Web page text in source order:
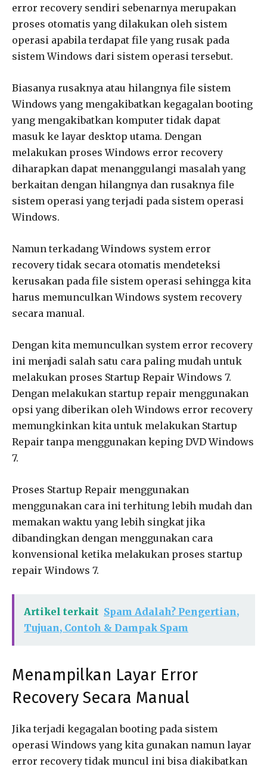
error recovery sendiri sebenarnya merupakan
proses otomatis yang dilakukan oleh sistem
operasi apabila terdapat file yang rusak pada
sistem Windows dari sistem operasi tersebut.
Biasanya rusaknya atau hilangnya file sistem
Windows yang mengakibatkan kegagalan booting
yang mengakibatkan komputer tidak dapat
masuk ke layar desktop utama. Dengan
melakukan proses Windows error recovery
diharapkan dapat menanggulangi masalah yang
berkaitan dengan hilangnya dan rusaknya file
sistem operasi yang terjadi pada sistem operasi
Windows.
Namun terkadang Windows system error
recovery tidak secara otomatis mendeteksi
kerusakan pada file sistem operasi sehingga kita
harus memunculkan Windows system recovery
secara manual.
Dengan kita memunculkan system error recovery
ini menjadi salah satu cara paling mudah untuk
melakukan proses Startup Repair Windows 7.
Dengan melakukan startup repair menggunakan
opsi yang diberikan oleh Windows error recovery
memungkinkan kita untuk melakukan Startup
Repair tanpa menggunakan keping DVD Windows
7.
Proses Startup Repair menggunakan
menggunakan cara ini terhitung lebih mudah dan
memakan waktu yang lebih singkat jika
dibandingkan dengan menggunakan cara
konvensional ketika melakukan proses startup
repair Windows 7.
Artikel terkait Spam Adalah? Pengertian,
Tujuan, Contoh & Dampak Spam
Menampilkan Layar Error
Recovery Secara Manual
Jika terjadi kegagalan booting pada sistem
operasi Windows yang kita gunakan namun layar
error recovery tidak muncul ini bisa diakibatkan